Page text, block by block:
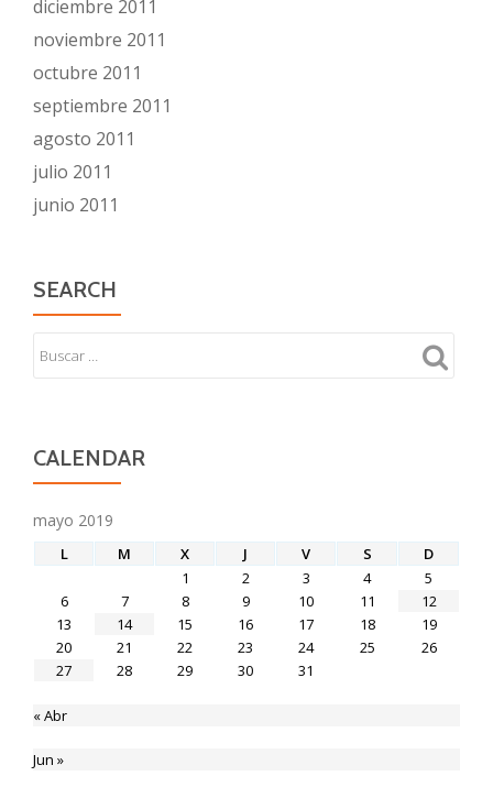
diciembre 2011
noviembre 2011
octubre 2011
septiembre 2011
agosto 2011
julio 2011
junio 2011
SEARCH
CALENDAR
mayo 2019
L M X J V S
D
1
2 3 4
5
6
7 8 9 10 11
12
13
14 15 16 17 18
19
20
21 22 23 24 25
26
27
28 29 30 31
« Abr
Jun »